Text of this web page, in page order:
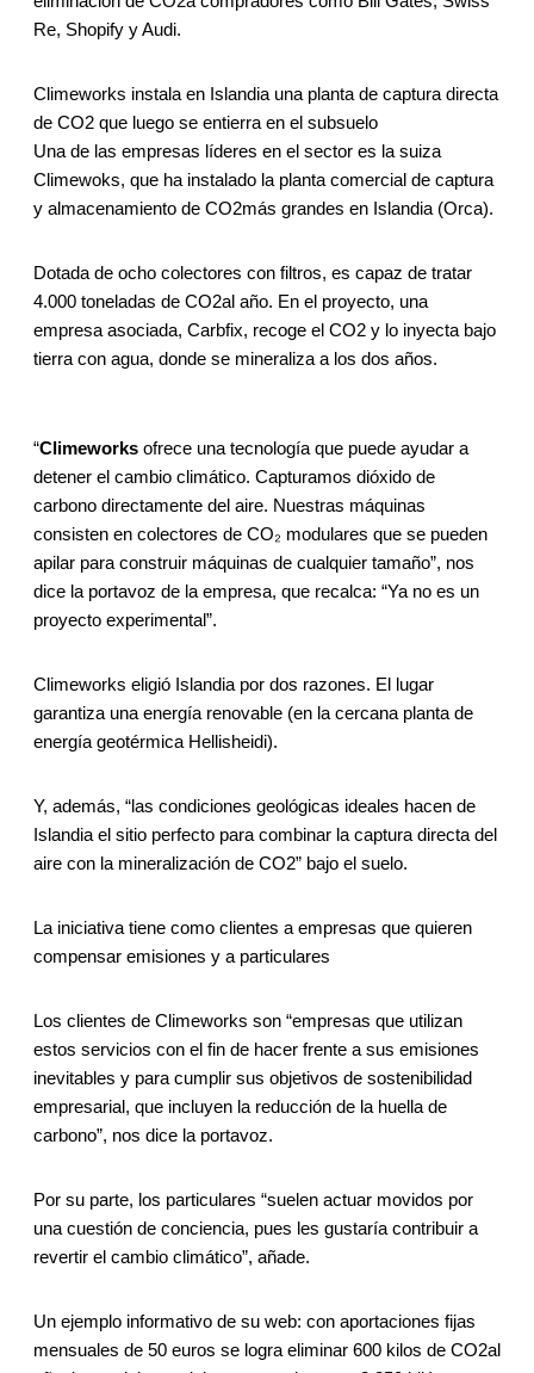
Re, Shopify y Audi.
Climeworks instala en Islandia una planta de captura directa
de CO2 que luego se entierra en el subsuelo
Una de las empresas líderes en el sector es la suiza
Climewoks, que ha instalado la planta comercial de captura
y almacenamiento de CO2más grandes en Islandia (Orca).
Dotada de ocho colectores con filtros, es capaz de tratar
4.000 toneladas de CO2al año. En el proyecto, una
empresa asociada, Carbfix, recoge el CO2 y lo inyecta bajo
tierra con agua, donde se mineraliza a los dos años.
“Climeworksofrece una tecnología que puede ayudar a
detener el cambio climático. Capturamos dióxido de
carbono directamente del aire. Nuestras máquinas
consisten en colectores de CO₂ modulares que se pueden
apilar para construir máquinas de cualquier tamaño”, nos
dice la portavoz de la empresa, que recalca: “Ya no es un
proyecto experimental”.
Climeworks eligió Islandia por dos razones. El lugar
garantiza una energía renovable (en la cercana planta de
energía geotérmica Hellisheidi).
Y, además, “las condiciones geológicas ideales hacen de
Islandia el sitio perfecto para combinar la captura directa del
aire con la mineralización de CO2” bajo el suelo.
La iniciativa tiene como clientes a empresas que quieren
compensar emisiones y a particulares
Los clientes de Climeworks son “empresas que utilizan
estos servicios con el fin de hacer frente a sus emisiones
inevitables y para cumplir sus objetivos de sostenibilidad
empresarial, que incluyen la reducción de la huella de
carbono”, nos dice la portavoz.
Por su parte, los particulares “suelen actuar movidos por
una cuestión de conciencia, pues les gustaría contribuir a
revertir el cambio climático”, añade.
Un ejemplo informativo de su web: con aportaciones fijas
mensuales de 50 euros se logra eliminar 600 kilos de CO2al